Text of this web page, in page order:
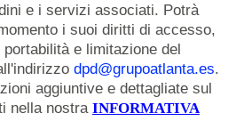
e i servizi associati. Potrà
i suoi diritti di accesso,
e limitazione del
dpd@grupoatlanta.es.
aggiuntive e dettagliate sul
nella nostra INFORMATIVA